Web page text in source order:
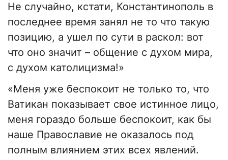
Не случайно, кстати, Константинополь в
последнее время занял не то что такую
позицию, а ушел по сути в раскол: вот
что оно значит – общение с духом мира,
с духом католицизма!»
«Меня уже беспокоит не только то, что
Ватикан показывает свое истинное лицо,
меня гораздо больше беспокоит, как бы
наше Православие не оказалось под
полным влиянием этих всех явлений.